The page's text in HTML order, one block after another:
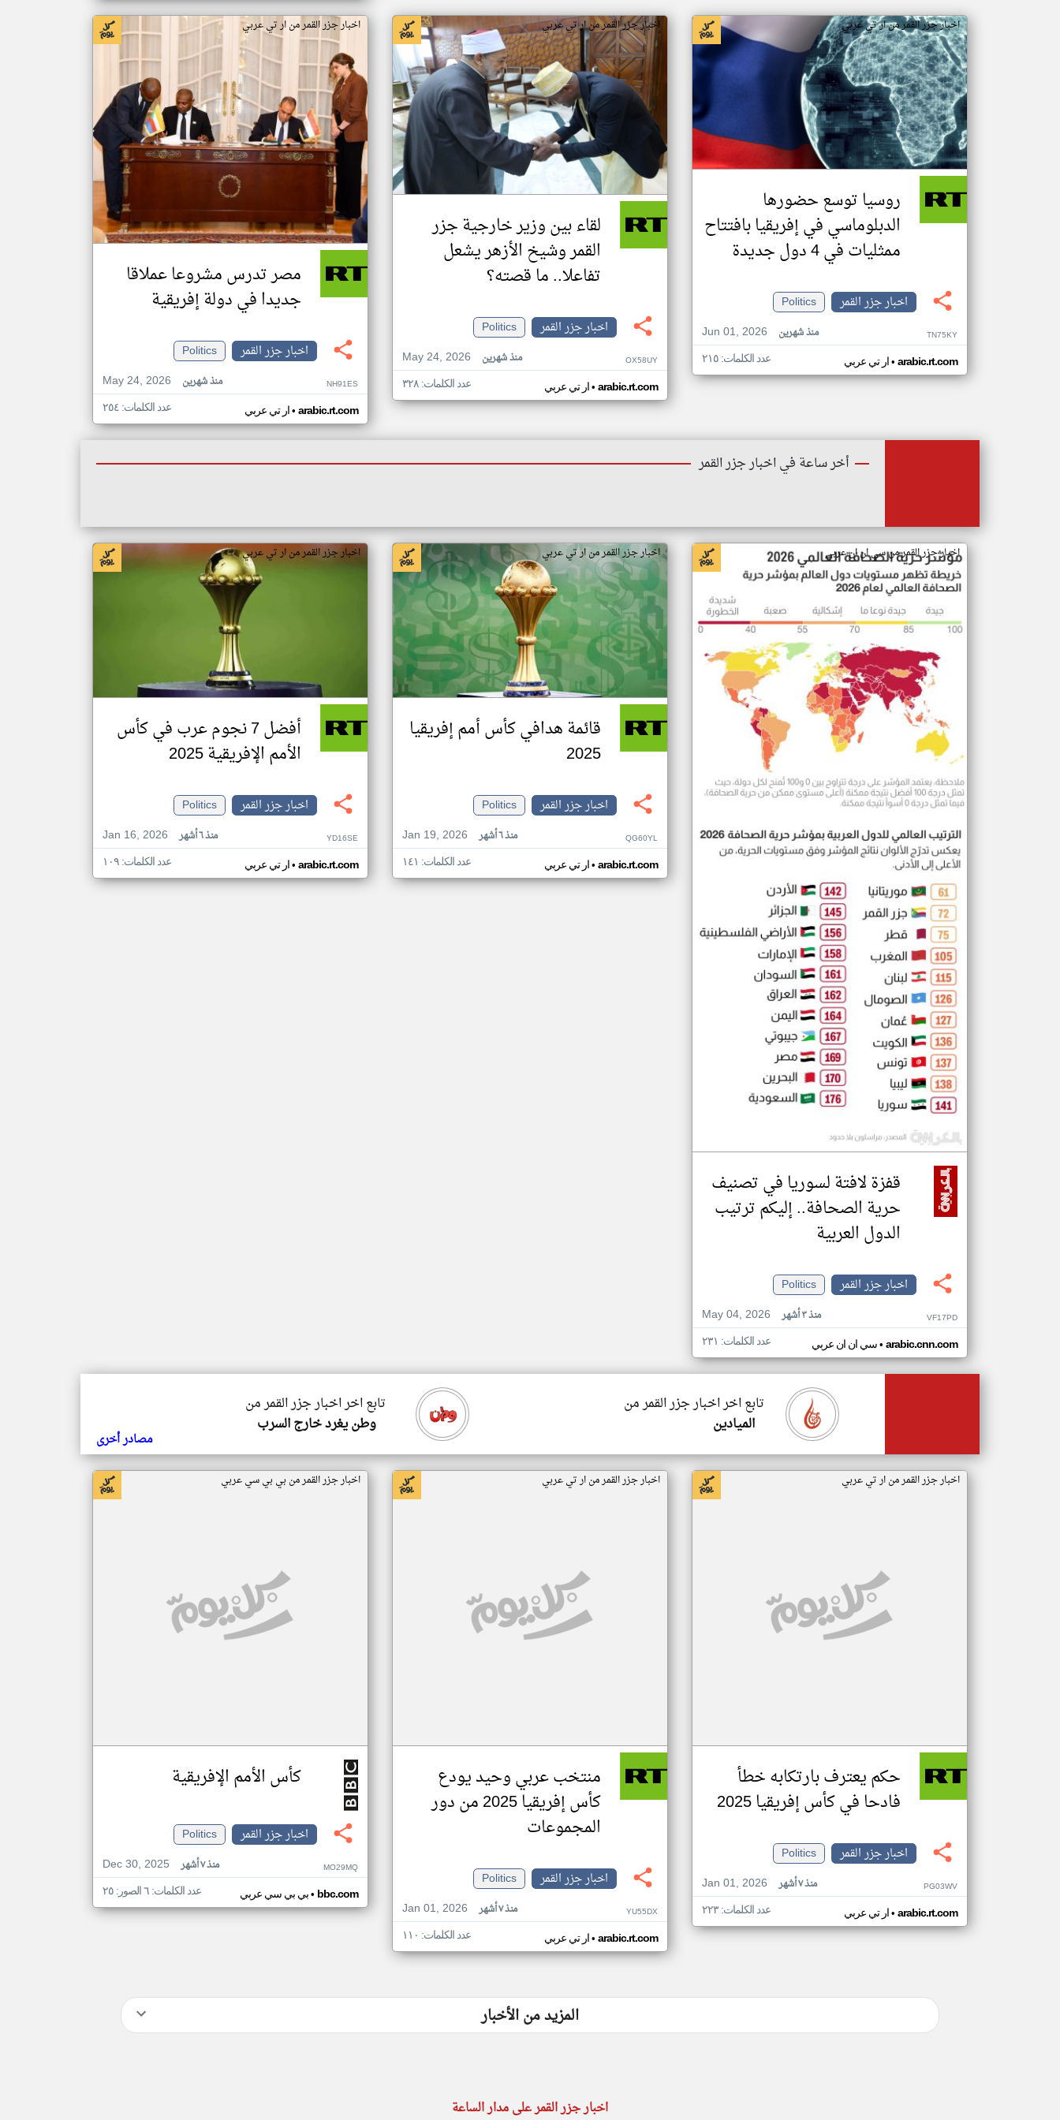
اخبار جزر القمر من ار تي عربي
روسيا توسع حضورها
الدبلوماسي في إفريقيا بافتتاح
ممثليات في 4 دول جديدة
اخبار جزر القمر
Politics
Jun 01, 2026
منذ شهرين TN75KY
ار تي عربي• arabic.rt.com عدد الكلمات: ٢١٥
اخبار جزر القمر من ار تي عربي
لقاء بين وزير خارجية جزر
القمر وشيخ الأزهر يشعل
تفاعلا.. ما قصته؟
اخبار جزر القمر
Politics
May 24, 2026
منذ شهرين OX58UY
ار تي عربي• arabic.rt.com عدد الكلمات: ٣٢٨
اخبار جزر القمر من ار تي عربي
مصر تدرس مشروعا عملاقا
جديدا في دولة إفريقية
اخبار جزر القمر
Politics
May 24, 2026
منذ شهرين NH91ES
ار تي عربي• arabic.rt.com عدد الكلمات: ٢٥٤
أخر ساعة في اخبار جزر القمر
اخبار جزر القمر من سي ان ان عربي
قفزة لافتة لسوريا في تصنيف
حرية الصحافة.. إليكم ترتيب
الدول العربية
اخبار جزر القمر
Politics
May 04, 2026
منذ ٣ أشهر VF17PD
سي ان ان عربي• arabic.cnn.com عدد الكلمات: ٢٣١
اخبار جزر القمر من ار تي عربي
قائمة هدافي كأس أمم إفريقيا
2025
اخبار جزر القمر
Politics
Jan 19, 2026
منذ ٦ أشهر QG60YL
ار تي عربي• arabic.rt.com عدد الكلمات: ١٤١
اخبار جزر القمر من ار تي عربي
أفضل 7 نجوم عرب في كأس
الأمم الإفريقية 2025
اخبار جزر القمر
Politics
Jan 16, 2026
منذ ٦ أشهر YD16SE
ار تي عربي• arabic.rt.com عدد الكلمات: ١٠٩
تابع اخر اخبار جزر القمر من
وطن يغرد خارج السرب
تابع اخر اخبار جزر القمر من
الميادين
مصادر أخرى
اخبار جزر القمر من ار تي عربي
حكم يعترف بارتكابه خطأ
فادحا في كأس إفريقيا 2025
اخبار جزر القمر
Politics
Jan 01, 2026
منذ ٧ أشهر PG03WV
ار تي عربي• arabic.rt.com عدد الكلمات: ٢٢٣
اخبار جزر القمر من ار تي عربي
منتخب عربي وحيد يودع
كأس إفريقيا 2025 من دور
المجموعات
اخبار جزر القمر
Politics
Jan 01, 2026
منذ ٧ أشهر YU55DX
ار تي عربي• arabic.rt.com عدد الكلمات: ١١٠
اخبار جزر القمر من بي بي سي عربي
كأس الأمم الإفريقية
اخبار جزر القمر
Politics
Dec 30, 2025
منذ ٧ أشهر MO29MQ
بي بي سي عربي• bbc.com عدد الكلمات: ٦ الصور: ٢٥
المزيد من الأخبار
اخبار جزر القمر على مدار الساعة